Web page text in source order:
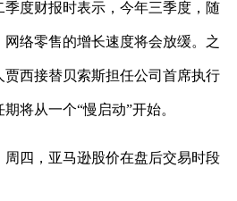
度财报时表示，今年三季度，随
络零售的增长速度将会放缓。之
西接替贝索斯担任公司首席执行
将从一个“慢启动”开始。
周四，亚马逊股价在盘后交易时段